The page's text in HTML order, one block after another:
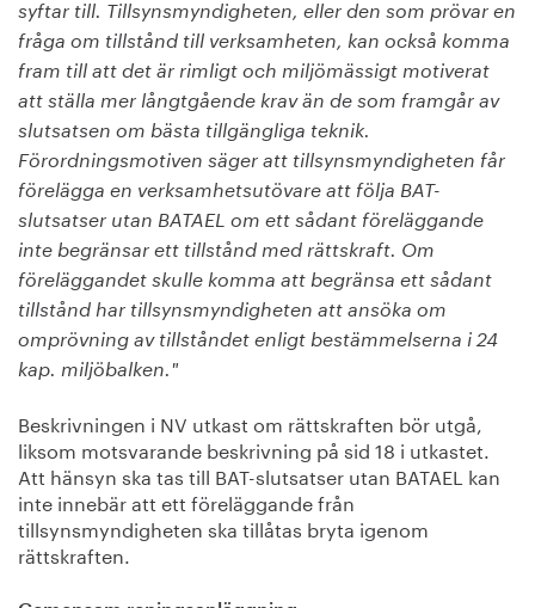
syftar till. Tillsynsmyndigheten, eller den som prövar en
fråga om tillstånd till verksamheten, kan också komma
fram till att det är rimligt och miljömässigt motiverat
att ställa mer långtgående krav än de som framgår av
slutsatsen om bästa tillgängliga teknik.
Förordningsmotiven säger att tillsynsmyndigheten får
förelägga en verksamhetsutövare att följa BAT-
slutsatser utan BATAEL om ett sådant föreläggande
inte begränsar ett tillstånd med rättskraft. Om
föreläggandet skulle komma att begränsa ett sådant
tillstånd har tillsynsmyndigheten att ansöka om
omprövning av tillståndet enligt bestämmelserna i 24
kap. miljöbalken."
Beskrivningen i NV utkast om rättskraften bör utgå,
liksom motsvarande beskrivning på sid 18 i utkastet.
Att hänsyn ska tas till BAT-slutsatser utan BATAEL kan
inte innebär att ett föreläggande från
tillsynsmyndigheten ska tillåtas bryta igenom
rättskraften.